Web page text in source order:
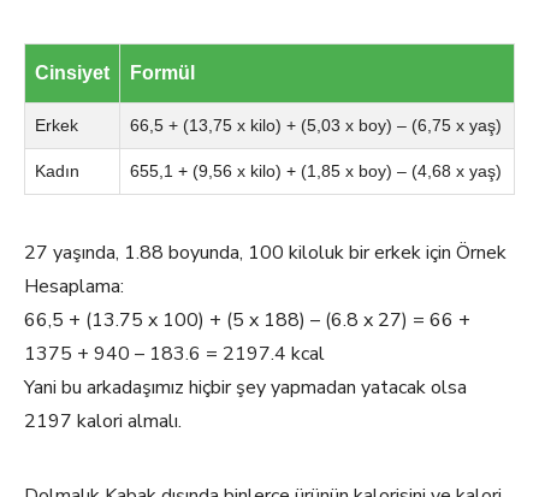
Cinsiyet Formül
Erkek 66,5 + (13,75 x kilo) + (5,03 x boy) – (6,75 x yaş)
Kadın 655,1 + (9,56 x kilo) + (1,85 x boy) – (4,68 x yaş)
27 yaşında, 1.88 boyunda, 100 kiloluk bir erkek için Örnek
Hesaplama:
66,5 + (13.75 x 100) + (5 x 188) – (6.8 x 27) = 66 +
1375 + 940 – 183.6 = 2197.4 kcal
Yani bu arkadaşımız hiçbir şey yapmadan yatacak olsa
2197 kalori almalı.